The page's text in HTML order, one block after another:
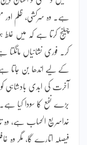
ہے۔ وہ سرکشی، ظلم اور
چیلنج کرتا ہے کہ میں
کر۔ فوری نشانیاں مانگتا
کے لیے اندھا بن جاتا
آخرت کی ابدی بادشاہی
بڑے نفع کا سودا کیا
خداسریع الحساب ہے،
فیصلہ اتارے گا، مگر وہ